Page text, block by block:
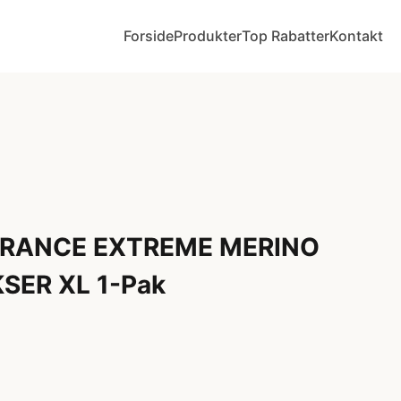
ForsideProdukterTop RabatterKontakt
EXTREME MERINO
XL 1-Pak